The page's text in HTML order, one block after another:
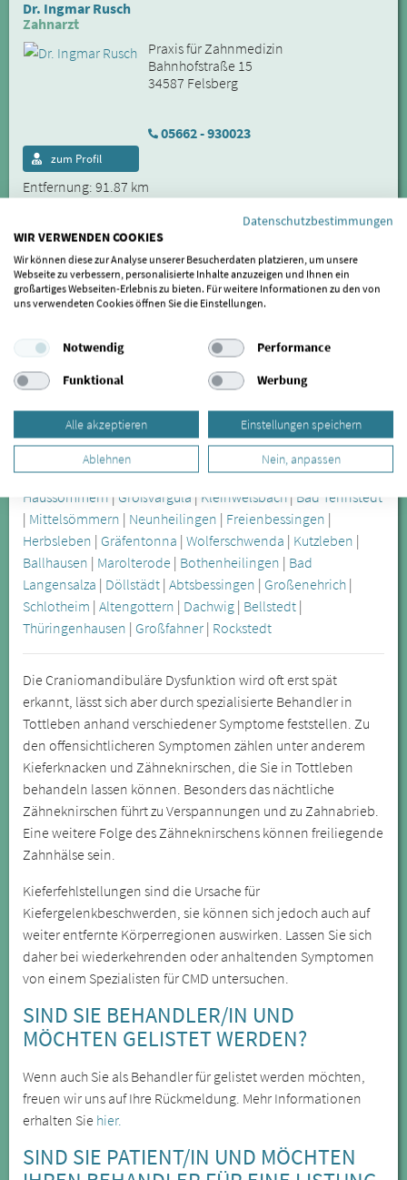
Dr. Ingmar Rusch
Zahnarzt
Praxis für Zahnmedizin
Bahnhofstraße 15
34587 Felsberg
05662 - 930023
Entfernung: 91.87 km
zum Profil
Dr. med. dent. Jürgen Volmar, M.Sc., M.A.
Paradontalchirurgie, Implantatchirurgie und Microchirurgie
Dr. Volmar | Praxis für Zahnheilkunde
Planweg 1
34314 Espenau
05673–4618
Entfernung: 92.9 km
Weitere Städte im Umkreis von Tottleben:
Urleben|Klettstedt|Sundhausen|Bruchstedt|
Haussömmern | Großvargula | Kleinwelsbach | Bad Tennstedt
| Mittelsömmern | Neunheilingen | Freienbessingen |
Herbsleben | Gräfentonna | Wolferschwenda | Kutzleben |
Ballhausen | Marolterode | Bothenheilingen | Bad
Langensalza | Döllstädt | Abtsbessingen | Großenehrich |
Schlotheim | Altengottern | Dachwig | Bellstedt |
Thüringenhausen | Großfahner | Rockstedt
Die Craniomandibuläre Dysfunktion wird oft erst spät
erkannt, lässt sich aber durch spezialisierte Behandler in
Tottleben anhand verschiedener Symptome feststellen. Zu
den offensichtlicheren Symptomen zählen unter anderem
Kieferknacken und Zähneknirschen, die Sie in Tottleben
behandeln lassen können. Besonders das nächtliche
Zähneknirschen führt zu Verspannungen und zu Zahnabrieb.
Eine weitere Folge des Zähneknirschens können freiliegende
Zahnhälse sein.
Kieferfehlstellungen sind die Ursache für
Kiefergelenkbeschwerden, sie können sich jedoch auch auf
weiter entfernte Körperregionen auswirken. Lassen Sie sich
daher bei wiederkehrenden oder anhaltenden Symptomen
von einem Spezialisten für CMD untersuchen.
SIND SIE BEHANDLER/IN UND
MÖCHTEN GELISTET WERDEN?
Wenn auch Sie als Behandler für gelistet werden möchten,
freuen wir uns auf Ihre Rückmeldung. Mehr Informationen
erhalten Sie hier.
SIND SIE PATIENT/IN UND MÖCHTEN
Datenschutzbestimmungen
WIR VERWENDEN COOKIES
Wir können diese zur Analyse unserer Besucherdaten platzieren, um unsere
Webseite zu verbessern, personalisierte Inhalte anzuzeigen und Ihnen ein
großartiges Webseiten-Erlebnis zu bieten. Für weitere Informationen zu den von
uns verwendeten Cookies öffnen Sie die Einstellungen.
Notwendig
Performance
Funktional
Werbung
Alle akzeptieren Einstellungen speichern
Ablehnen Nein, anpassen